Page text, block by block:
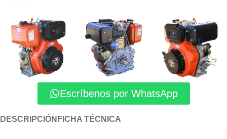
Escríbenos por WhatsApp
DESCRIPCIÓN FICHA TÉCNICA